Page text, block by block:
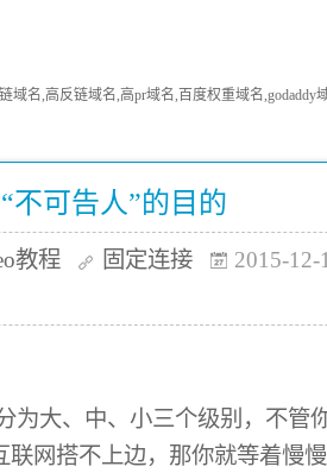
域名,高反链域名,高pr域名,百度权重域名,godaddy
不可告人”的目的
教程 固定连接
2015-12-
为大、中、小三个级别，不管
联网搭不上边，那你就等着慢